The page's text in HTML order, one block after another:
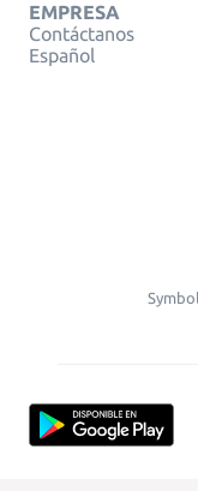
EMPRESA
Contáctanos
Español